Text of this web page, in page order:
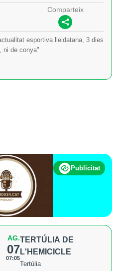
Comparteix
esportiva lleidatana, 3 dies
ni de conya"
Publicitat
AG.
07
07:05
TERTÚLIA DE
L'HEMICICLE
Tertúlia